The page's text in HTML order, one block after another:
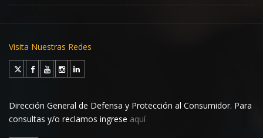
Visita Nuestras Redes
Dirección General de Defensa y Protección al Consumidor. Para
consultas y/o reclamos ingrese aquí